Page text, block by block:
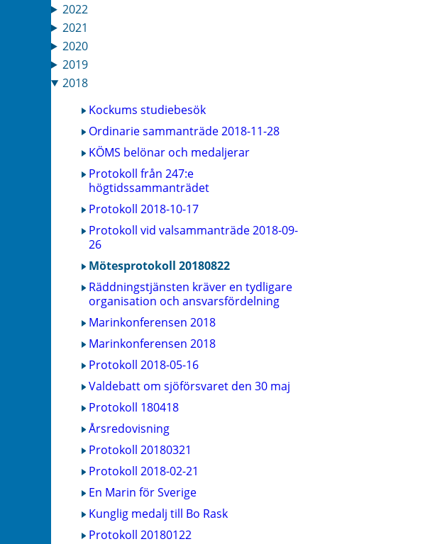
2022
2021
2020
2019
2018
Kockums studiebesök
Ordinarie sammanträde 2018-11-28
KÖMS belönar och medaljerar
Protokoll från 247:e
högtidssammanträdet
Protokoll 2018-10-17
Protokoll vid valsammanträde 2018-09-
26
Mötesprotokoll 20180822
Räddningstjänsten kräver en tydligare
organisation och ansvarsfördelning
Marinkonferensen 2018
Marinkonferensen 2018
Protokoll 2018-05-16
Valdebatt om sjöförsvaret den 30 maj
Protokoll 180418
Årsredovisning
Protokoll 20180321
Protokoll 2018-02-21
En Marin för Sverige
Kunglig medalj till Bo Rask
Protokoll 20180122